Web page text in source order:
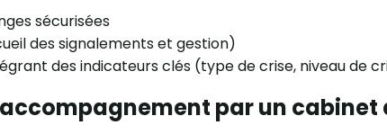
sécurisées
des signalements et gestion)
des indicateurs clés (type de crise, niveau de
accompagnement par un cabinet